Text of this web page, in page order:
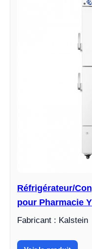
Réfrigérateur/
pour Pharmacie
Fabricant : Kalstein